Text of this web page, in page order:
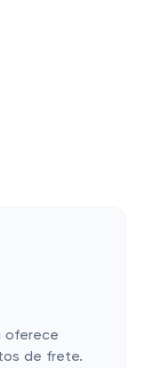
oferece
de frete.